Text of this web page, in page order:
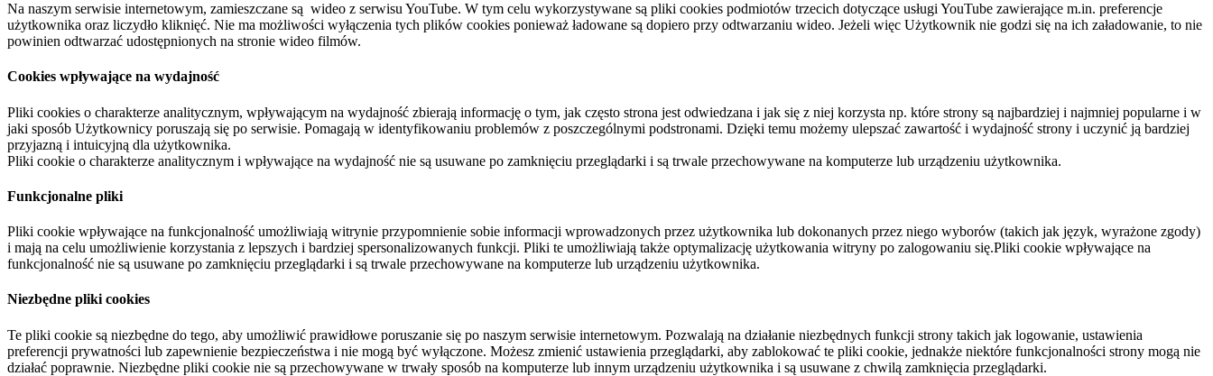
Na naszym serwisie internetowym, zamieszczane są wideo z serwisu YouTube. W tym celu wykorzystywane są pliki cookies podmiotów trzecich dotyczące usługi YouTube zawierające m.in. preferencje
użytkownika oraz liczydło kliknięć. Nie ma możliwości wyłączenia tych plików cookies ponieważ ładowane są dopiero przy odtwarzaniu wideo. Jeżeli więc Użytkownik nie godzi się na ich załadowanie, to nie
powinien odtwarzać udostępnionych na stronie wideo filmów.
Cookies wpływające na wydajność
Pliki cookies o charakterze analitycznym, wpływającym na wydajność zbierają informację o tym, jak często strona jest odwiedzana i jak się z niej korzysta np. które strony są najbardziej i najmniej popularne i w
jaki sposób Użytkownicy poruszają się po serwisie. Pomagają w identyfikowaniu problemów z poszczególnymi podstronami. Dzięki temu możemy ulepszać zawartość i wydajność strony i uczynić ją bardziej
przyjazną i intuicyjną dla użytkownika.
Pliki cookie o charakterze analitycznym i wpływające na wydajność nie są usuwane po zamknięciu przeglądarki i są trwale przechowywane na komputerze lub urządzeniu użytkownika.
Funkcjonalne pliki
Pliki cookie wpływające na funkcjonalność umożliwiają witrynie przypomnienie sobie informacji wprowadzonych przez użytkownika lub dokonanych przez niego wyborów (takich jak język, wyrażone zgody)
i mają na celu umożliwienie korzystania z lepszych i bardziej spersonalizowanych funkcji. Pliki te umożliwiają także optymalizację użytkowania witryny po zalogowaniu się.Pliki cookie wpływające na
funkcjonalność nie są usuwane po zamknięciu przeglądarki i są trwale przechowywane na komputerze lub urządzeniu użytkownika.
Niezbędne pliki cookies
Te pliki cookie są niezbędne do tego, aby umożliwić prawidłowe poruszanie się po naszym serwisie internetowym. Pozwalają na działanie niezbędnych funkcji strony takich jak logowanie, ustawienia
preferencji prywatności lub zapewnienie bezpieczeństwa i nie mogą być wyłączone. Możesz zmienić ustawienia przeglądarki, aby zablokować te pliki cookie, jednakże niektóre funkcjonalności strony mogą nie
działać poprawnie. Niezbędne pliki cookie nie są przechowywane w trwały sposób na komputerze lub innym urządzeniu użytkownika i są usuwane z chwilą zamknięcia przeglądarki.